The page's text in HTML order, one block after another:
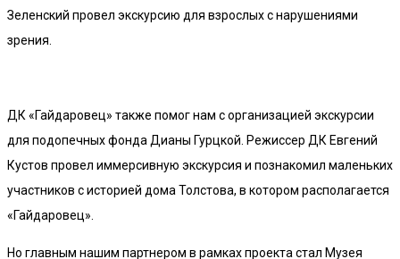
Зеленский провел экскурсию для взрослых с нарушениями
зрения.
ДК «Гайдаровец» также помог нам с организацией экскурсии
для подопечных фонда Дианы Гурцкой. Режиссер ДК Евгений
Кустов провел иммерсивную экскурсия и познакомил маленьких
участников с историей дома Толстова, в котором располагается
«Гайдаровец».
Но главным нашим партнером в рамках проекта стал Музея